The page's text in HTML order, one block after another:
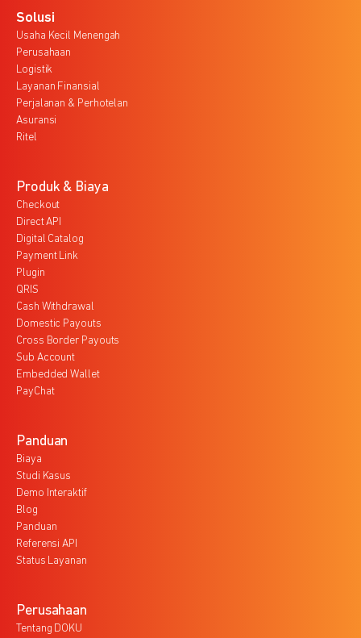
Solusi
Usaha Kecil Menengah
Perusahaan
Logistik
Layanan Finansial
Perjalanan & Perhotelan
Asuransi
Ritel
Produk & Biaya
Checkout
Direct API
Digital Catalog
Payment Link
Plugin
QRIS
Cash Withdrawal
Domestic Payouts
Cross Border Payouts
Sub Account
Embedded Wallet
PayChat
Panduan
Biaya
Studi Kasus
Demo Interaktif
Blog
Panduan
Referensi API
Status Layanan
Perusahaan
Tentang DOKU